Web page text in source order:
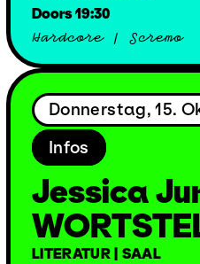
Doors 19:30
Hardcore / Scremo
Donnerstag, 15.
Infos
Jessica
LITERATUR | SAAL